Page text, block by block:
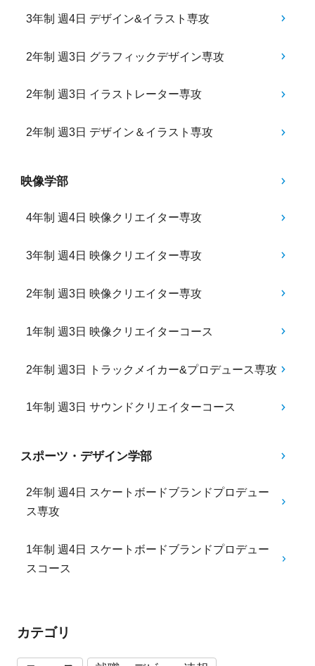
3年制 週4日 デザイン&イラスト専攻
2年制 週3日 グラフィックデザイン専攻
2年制 週3日 イラストレーター専攻
2年制 週3日 デザイン＆イラスト専攻
映像学部
4年制 週4日 映像クリエイター専攻
3年制 週4日 映像クリエイター専攻
2年制 週3日 映像クリエイター専攻
1年制 週3日 映像クリエイターコース
2年制 週3日 トラックメイカー&プロデュース専攻
1年制 週3日 サウンドクリエイターコース
スポーツ・デザイン学部
2年制 週4日 スケートボードブランドプロデュー
ス専攻
1年制 週4日 スケートボードブランドプロデュー
スコース
カテゴリ